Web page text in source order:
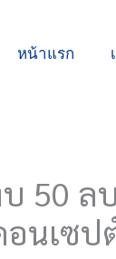
หน้าแรก
50 ล
อนเซ